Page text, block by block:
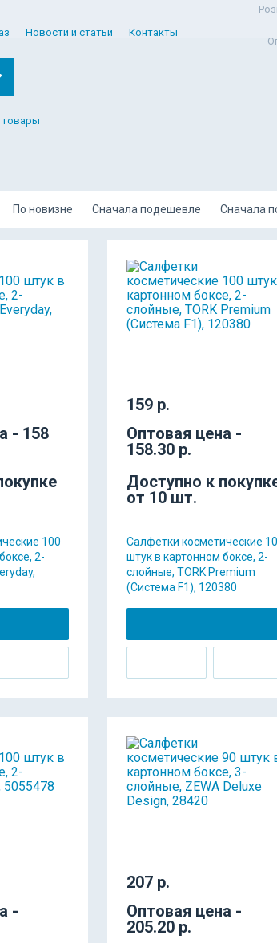
Новости и статьи Контакты
По новизне Сначала подешевле Сначала
- 158
100
2-
159 р.
Оптовая цена -
158.30 р.
Доступно к
от 10 шт.
Салфетки косметические
штук в картонном боксе, 2-
слойные, TORK Premium
(Система F1), 120380
-
207 р.
Оптовая цена -
205.20 р.